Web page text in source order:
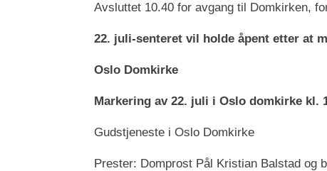
Avsluttet 10.40 for avgang til Domkirken,
22. juli-senteret vil holde åpent etter at
Oslo Domkirke
Markering av 22. juli i Oslo domkirke kl.
Gudstjeneste i Oslo Domkirke
Prester: Domprost Pål Kristian Balstad og